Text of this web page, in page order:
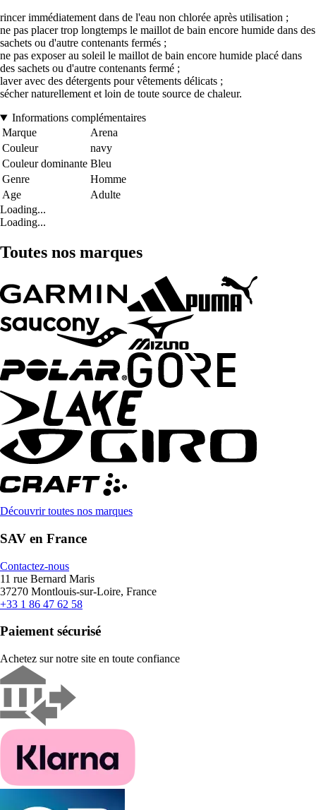
rincer immédiatement dans de l'eau non chlorée après utilisation ;
ne pas placer trop longtemps le maillot de bain encore humide dans des
sachets ou d'autre contenants fermés ;
ne pas exposer au soleil le maillot de bain encore humide placé dans
des sachets ou d'autre contenants fermé ;
laver avec des détergents pour vêtements délicats ;
sécher naturellement et loin de toute source de chaleur.
Informations complémentaires
Marque
Arena
Couleur
navy
Couleur dominante Bleu
Genre
Homme
Age
Adulte
Loading...
Loading...
Toutes nos marques
Découvrir toutes nos marques
SAV en France
Contactez-nous
11 rue Bernard Maris
37270 Montlouis-sur-Loire, France
+33 1 86 47 62 58
Paiement sécurisé
Achetez sur notre site en toute confiance